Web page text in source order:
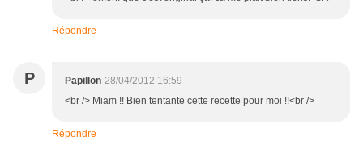
Répondre
P Papillon 28/04/2012 16:59
<br /> Miam !! Bien tentante cette recette pour moi !!<br />
Répondre